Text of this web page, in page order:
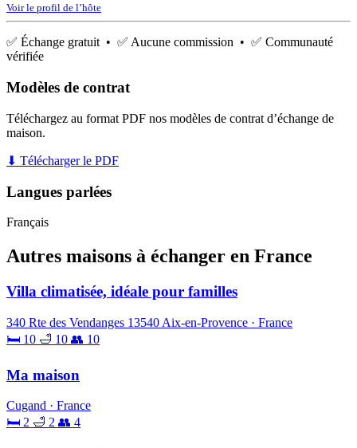
Voir le profil de l’hôte
✅ Échange gratuit • ✅ Aucune commission • ✅ Communauté
vérifiée
Modèles de contrat
Téléchargez au format PDF nos modèles de contrat d’échange de
maison.
⬇ Télécharger le PDF
Langues parlées
Français
Autres maisons à échanger en France
Villa climatisée, idéale pour familles
340 Rte des Vendanges 13540 Aix-en-Provence · France
🛏 10 🛁 10 👥 10
Ma maison
Cugand · France
🛏 2 🛁 2 👥 4